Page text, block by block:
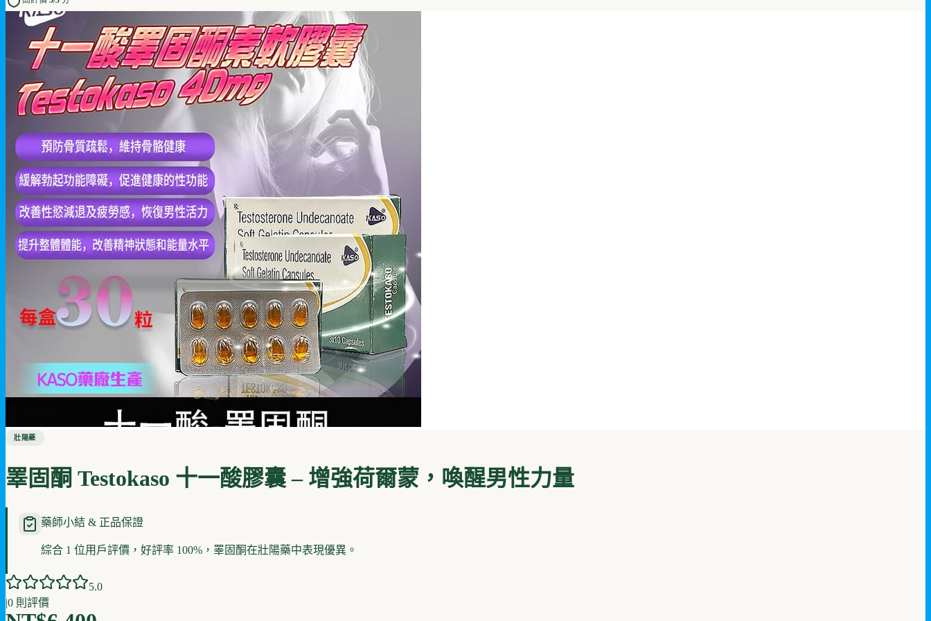
壯陽藥
睪固酮 Testokaso 十一酸膠囊 – 增強荷爾蒙，喚醒男性力量
藥師小結 & 正品保證
綜合 1 位用戶評價，好評率 100%，睪固酮在壯陽藥中表現優異。
5.0
|0 則評價